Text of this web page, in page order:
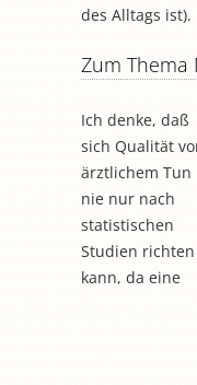
des Alltags ist).
Zum
Ich denke, daß
sich Qualität
ärztlichem Tun
nie nur nach
statistischen
Studien richten
kann, da eine